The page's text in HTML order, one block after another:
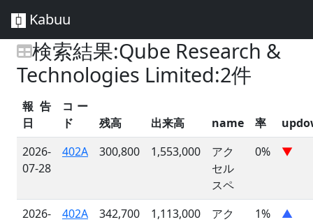
Kabuu
検索結果:Qube Research &
Technologies Limited:2件
報告
日
コー
ド
残高 出来高 name 率
2026-
07-28
402A 300,800 1,553,000
アク
セル
スペ
0% ▼
2026-
402A 342,700 1,113,000
アク
1% ▲